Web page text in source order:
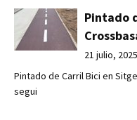
Pintado
21 julio, 2025
Pintado de Carril Bici en
segui